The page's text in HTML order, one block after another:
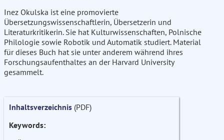
Inez Okulska ist eine promovierte
Übersetzungswissenschaftlerin, Übersetzerin und
Literaturkritikerin. Sie hat Kulturwissenschaften, Polnische
Philologie sowie Robotik und Automatik studiert. Material
für dieses Buch hat sie unter anderem während ihres
Forschungsaufenthaltes an der Harvard University
gesammelt.
Inhaltsverzeichnis (PDF)
Keywords: